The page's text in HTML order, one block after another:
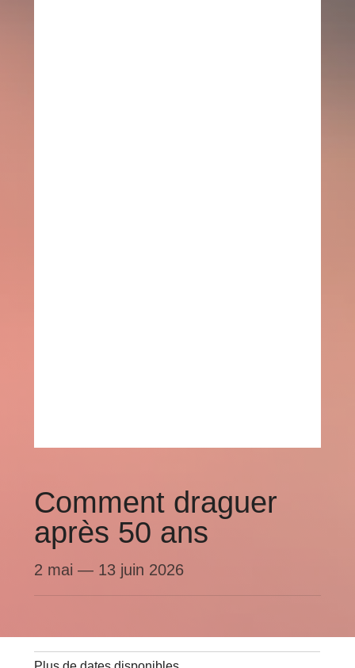
Comment draguer
après 50 ans
2 mai — 13 juin 2026